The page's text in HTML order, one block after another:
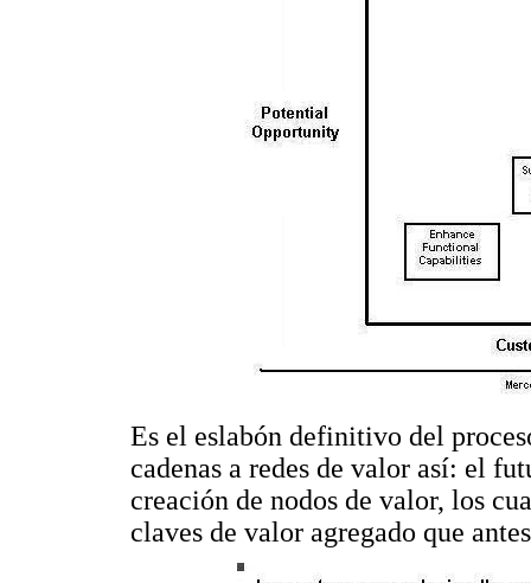
Es el eslabón definitivo del
cadenas a redes de valor así: el
creación de nodos de valor, los
claves de valor agregado que